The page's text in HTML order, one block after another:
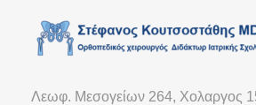
Λεωφ. Μεσογείων 264, Χολαργος